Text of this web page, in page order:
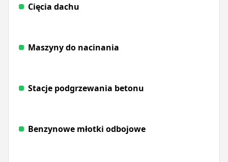
Cięcia dachu
Maszyny do nacinania
Stacje podgrzewania betonu
Benzynowe młotki odbojowe